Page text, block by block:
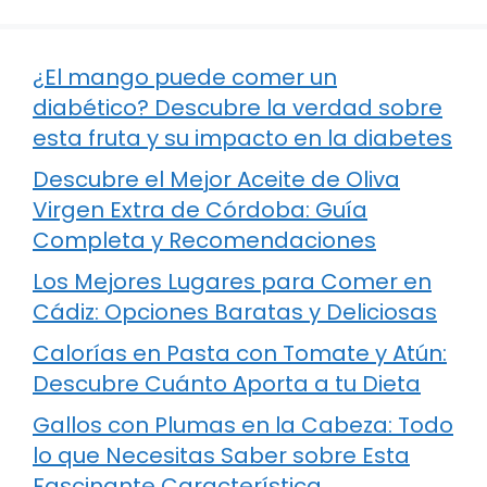
¿El mango puede comer un
diabético? Descubre la verdad sobre
esta fruta y su impacto en la diabetes
Descubre el Mejor Aceite de Oliva
Virgen Extra de Córdoba: Guía
Completa y Recomendaciones
Los Mejores Lugares para Comer en
Cádiz: Opciones Baratas y Deliciosas
Calorías en Pasta con Tomate y Atún:
Descubre Cuánto Aporta a tu Dieta
Gallos con Plumas en la Cabeza: Todo
lo que Necesitas Saber sobre Esta